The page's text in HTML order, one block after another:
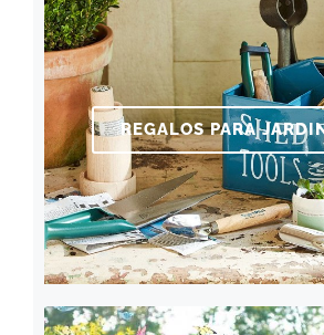
REGALOS PARA